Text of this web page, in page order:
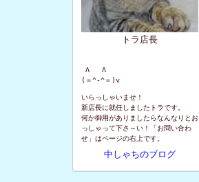
トラ店長
Λ   Λ
(＝^-^＝)v
いらっしゃいませ！
新店長に就任しましたトラです。
何か御用がありましたらなんなりとお
っしゃって下さ～い！「お問い合わ
せ」はページの右上です。
中しゃちのブログ